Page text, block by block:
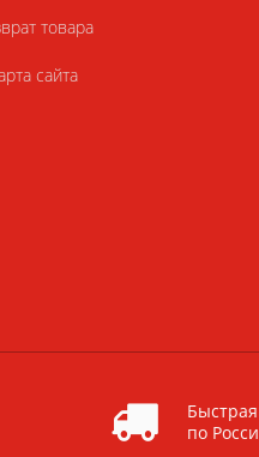
товара
сайта
по